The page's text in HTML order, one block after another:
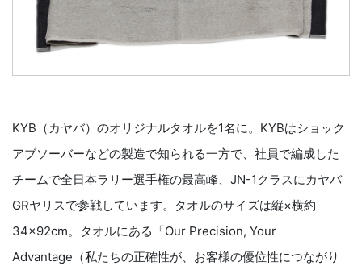
KYB（カヤバ）のオリジナルタオルを1名に。KYBはショック
アブソーバーなどの製造で知られる一方で、社員で編成した
チームで全日本ラリー選手権の最高峰、JN-1クラスにカヤバ
GRヤリスで参戦しています。タオルのサイズは縦×横約
34×92cm。タオルにある「Our Precision, Your
Advantage（私たちの正確性が、お客様の優位性につながり